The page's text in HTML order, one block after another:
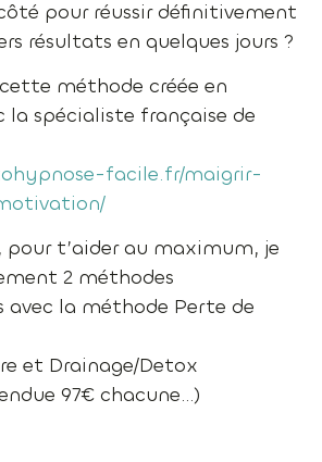
pour réussir définitivement
résultats en quelques jours ?
méthode créée en
spécialiste française de
facile.fr/maigrir-
pour t’aider au maximum, je
2 méthodes
avec la méthode Perte de
et Drainage/Detox
97€ chacune…)